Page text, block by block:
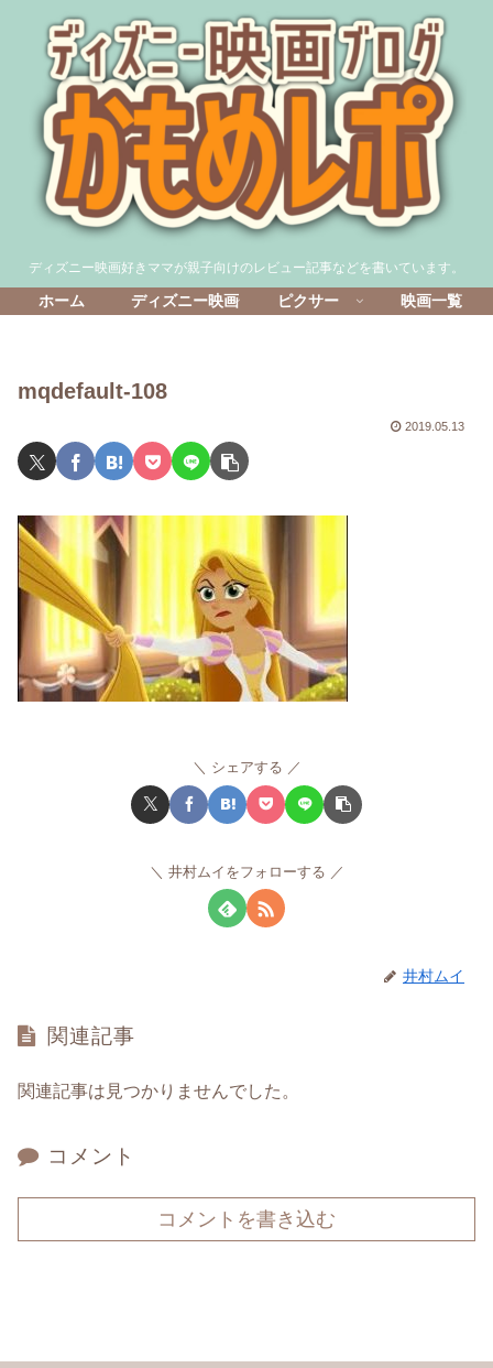
ディズニー映画好きママが親子向けのレビュー記事などを書いています。
ホーム ディズニー映画 ピクサー 映画一覧
mqdefault-108
2019.05.13
シェアする
井村ムイをフォローする
井村ムイ
関連記事
関連記事は見つかりませんでした。
コメント
コメントを書き込む